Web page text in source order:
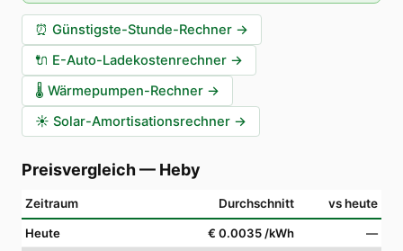
⏰ Günstigste-Stunde-Rechner →
🔌 E-Auto-Ladekostenrechner →
🌡️ Wärmepumpen-Rechner →
☀️ Solar-Amortisationsrechner →
Preisvergleich— Heby
Zeitraum Durchschnitt vs heute
Heute € 0.0035 /kWh
—